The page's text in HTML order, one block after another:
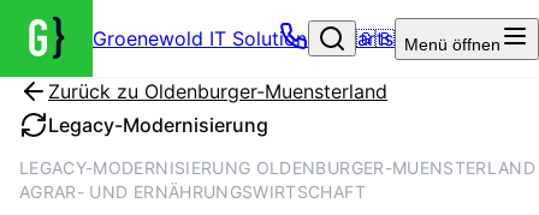
Groenewold IT Solutions – Startseite
🇬🇧 Menü öffnen
Zurück zu Oldenburger-Muensterland
Legacy-Modernisierung
LEGACY-MODERNISIERUNG OLDENBURGER-MUENSTERLAND
AGRAR- UND ERNÄHRUNGSWIRTSCHAFT